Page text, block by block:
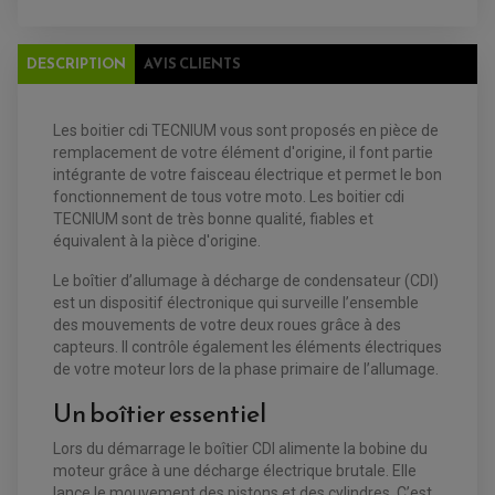
ANTIPARASITE NGK
BOUGIE NGK
OUTILLAGE
PRODUIT D'ENTRETIEN
EQUIPEMENT ELECTRIQUE QUAD / SSV
ACCESSOIRES ELECTRIQUE QUAD / SSV
BOITIER CDI QUAD ET SSV
COMPTEUR QUAD / SSV
CONTACTEUR A CLÉ QUAD
DÉMARREUR
DESCRIPTION AVIS CLIENTS
Les boitier cdi TECNIUM vous sont proposés en pièce de
remplacement de votre élément d'origine, il font partie
intégrante de votre faisceau électrique et permet le bon
fonctionnement de tous votre moto. Les boitier cdi
TECNIUM sont de très bonne qualité, fiables et
équivalent à la pièce d'origine.
Le boîtier d’allumage à décharge de condensateur (CDI)
est un dispositif électronique qui surveille l’ensemble
des mouvements de votre deux roues grâce à des
capteurs. Il contrôle également les éléments électriques
de votre moteur lors de la phase primaire de l’allumage.
Un boîtier essentiel
Lors du démarrage le boîtier CDI alimente la bobine du
moteur grâce à une décharge électrique brutale. Elle